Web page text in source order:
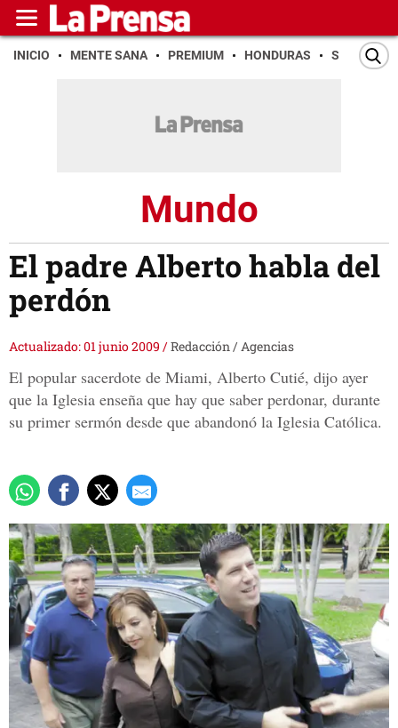
INICIO MENTE SANA PREMIUM HONDURAS SAN PEDRO
Mundo
El padre Alberto habla del
perdón
Actualizado: 01 junio 2009 /Redacción / Agencias
El popular sacerdote de Miami, Alberto Cutié, dijo ayer
que la Iglesia enseña que hay que saber perdonar, durante
su primer sermón desde que abandonó la Iglesia Católica.